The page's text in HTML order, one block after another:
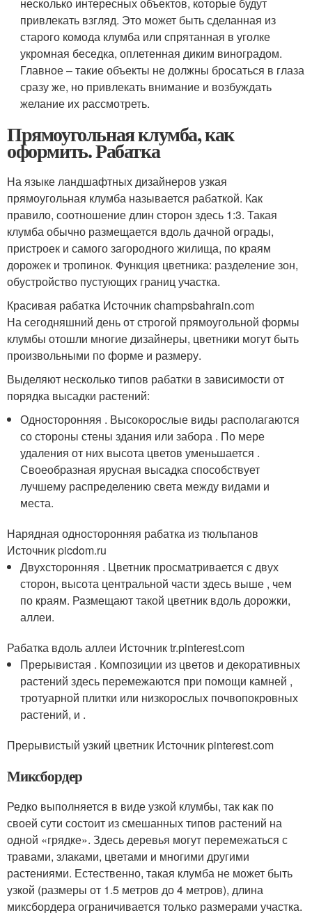
привлекать взгляд. Это может быть сделанная из
старого комода клумба или спрятанная в уголке
укромная беседка, оплетенная диким виноградом.
Главное – такие объекты не должны бросаться в глаза
сразу же, но привлекать внимание и возбуждать
желание их рассмотреть.
Прямоугольная клумба, как
оформить. Рабатка
На языке ландшафтных дизайнеров узкая
прямоугольная клумба называется рабаткой. Как
правило, соотношение длин сторон здесь 1:3. Такая
клумба обычно размещается вдоль дачной ограды,
пристроек и самого загородного жилища, по краям
дорожек и тропинок. Функция цветника: разделение зон,
обустройство пустующих границ участка.
Красивая рабатка Источник champsbahrain.com
На сегодняшний день от строгой прямоугольной формы
клумбы отошли многие дизайнеры, цветники могут быть
произвольными по форме и размеру.
Выделяют несколько типов рабатки в зависимости от
порядка высадки растений:
Односторонняя . Высокорослые виды располагаются
со стороны стены здания или забора . По мере
удаления от них высота цветов уменьшается .
Своеобразная ярусная высадка способствует
лучшему распределению света между видами и
места.
Нарядная односторонняя рабатка из тюльпанов
Источник picdom.ru
Двухсторонняя . Цветник просматривается с двух
сторон, высота центральной части здесь выше , чем
по краям. Размещают такой цветник вдоль дорожки,
аллеи.
Рабатка вдоль аллеи Источник tr.pinterest.com
Прерывистая . Композиции из цветов и декоративных
растений здесь перемежаются при помощи камней ,
тротуарной плитки или низкорослых почвопокровных
растений, и .
Прерывистый узкий цветник Источник pinterest.com
Миксбордер
Редко выполняется в виде узкой клумбы, так как по
своей сути состоит из смешанных типов растений на
одной «грядке». Здесь деревья могут перемежаться с
травами, злаками, цветами и многими другими
растениями. Естественно, такая клумба не может быть
узкой (размеры от 1.5 метров до 4 метров), длина
миксбордера ограничивается только размерами участка.